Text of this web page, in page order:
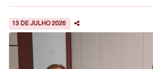
13 DE JULHO 2026